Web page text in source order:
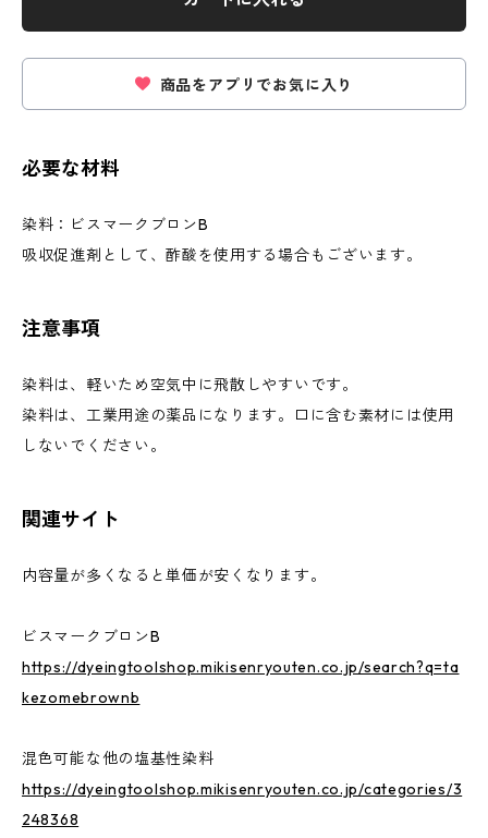
商品をアプリでお気に入り
必要な材料
染料：ビスマークブロンB
吸収促進剤として、酢酸を使用する場合もございます。
注意事項
染料は、軽いため空気中に飛散しやすいです。
染料は、工業用途の薬品になります。口に含む素材には使用
しないでください。
関連サイト
内容量が多くなると単価が安くなります。
ビスマークブロンB
https://dyeingtoolshop.mikisenryouten.co.jp/search?q=ta
kezomebrownb
混色可能な他の塩基性染料
https://dyeingtoolshop.mikisenryouten.co.jp/categories/3
248368